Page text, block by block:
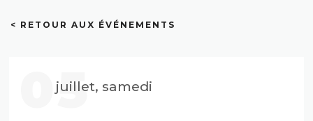
< RETOUR AUX ÉVÉNEMENTS
05
juillet, samedi